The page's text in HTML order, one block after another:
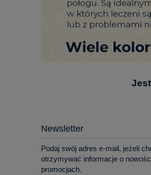
Newsletter
Podaj swój adres e-mail, jeżeli
otrzymywać informacje o
promocjach.